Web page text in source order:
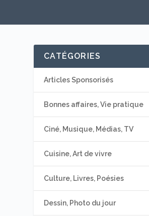
CATÉGORIES
Articles Sponsorisés
Bonnes affaires, Vie pratique
Ciné, Musique, Médias, TV
Cuisine, Art de vivre
Culture, Livres, Poésies
Dessin, Photo du jour